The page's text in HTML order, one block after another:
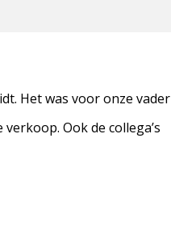
Het was voor onze vader
Ook de collega’s